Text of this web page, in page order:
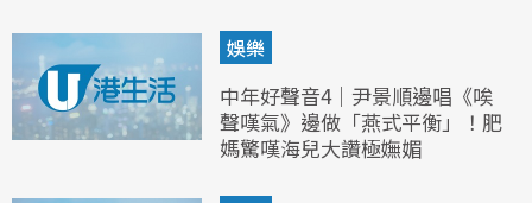
娛樂
中年好聲音4｜尹景順邊唱《唉
聲嘆氣》邊做「燕式平衡」！肥
媽驚嘆海兒大讚極嫵媚